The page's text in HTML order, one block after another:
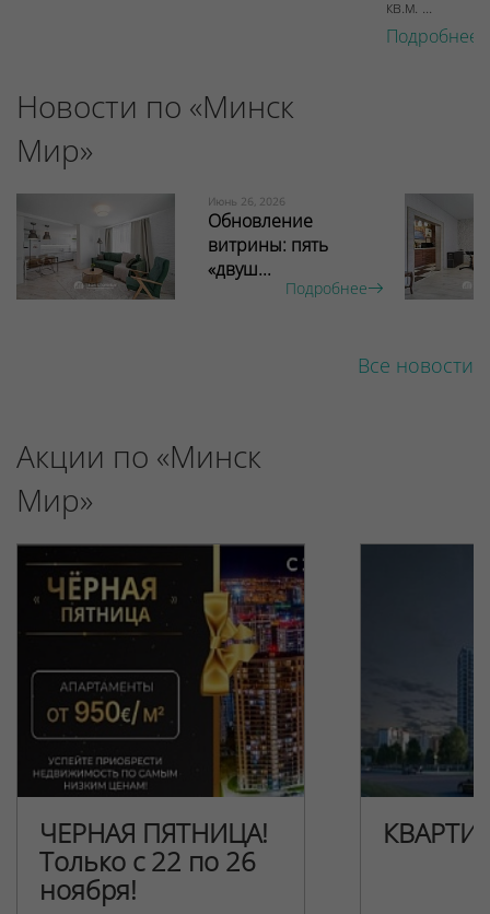
кв.м. ...
Подробнее
Новости по «Минск
Мир»
Июнь 26, 2026
Обновление
витрины: пять
«двуш...
Подробнее
Все новости
Акции по «Минск
Мир»
ЧЕРНАЯ ПЯТНИЦА!
Только с 22 по 26
ноября!